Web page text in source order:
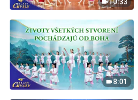
10:33
8:01